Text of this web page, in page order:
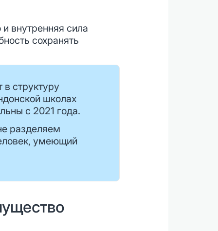
внутренняя сила
сохранять
в структуру
школах
с 2021 года.
разделяем
умеющий